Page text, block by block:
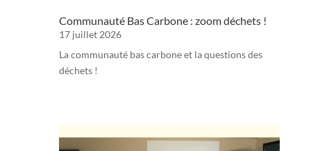
Communauté Bas Carbone : zoom déchets !
17 juillet 2026
La communauté bas carbone et la questions des
déchets !